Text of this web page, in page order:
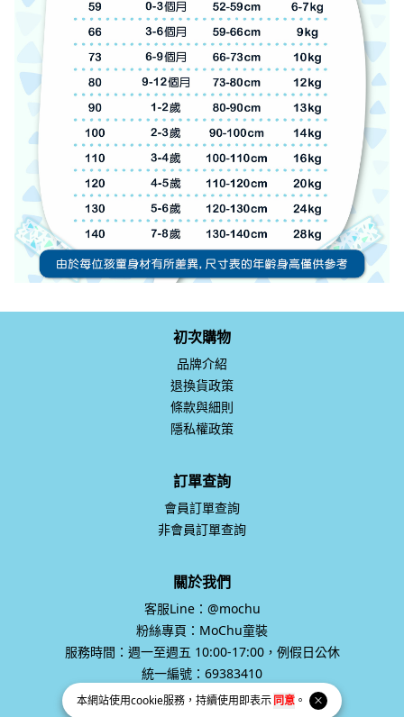
本網站使用cookie服務，持續使用即表示同意 。
初次購物
品牌介紹
退換貨政策
條款與細則
隱私權政策
訂單查詢
會員訂單查詢
非會員訂單查詢
關於我們
客服Line：@mochu
粉絲專頁：MoChu童裝
服務時間：週一至週五 10:00-17:00，例假日公休
統一編號：69383410